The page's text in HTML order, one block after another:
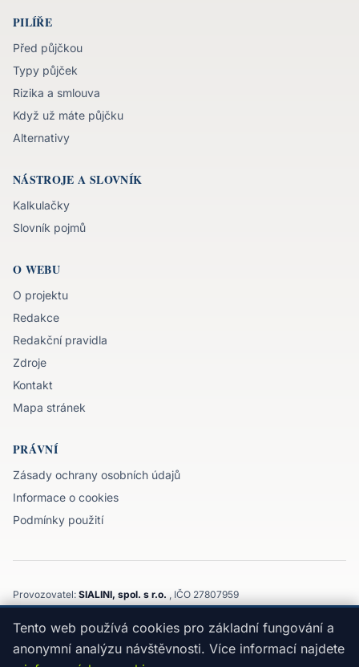
PILÍŘE
Před půjčkou
Typy půjček
Rizika a smlouva
Když už máte půjčku
Alternativy
NÁSTROJE A SLOVNÍK
Kalkulačky
Slovník pojmů
O WEBU
O projektu
Redakce
Redakční pravidla
Zdroje
Kontakt
Mapa stránek
PRÁVNÍ
Zásady ochrany osobních údajů
Informace o cookies
Podmínky použití
Provozovatel: SIALINI, spol. s r.o. , IČO 27807959
©2026 SIALINI, spol. s r.o.
Edukativní obsah, nejedná se o individuální doporučení.
Nezprostředkováváme ani neposkytujeme úvěry a neručíme za
Tento web používá cookies pro základní fungování a
anonymní analýzu návštěvnosti. Více informací najdete